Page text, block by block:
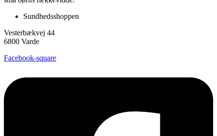
Sundhedsshoppen
Vesterbækvej 44
6800 Varde
Facebook-square